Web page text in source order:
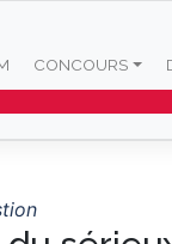
CONCOURS